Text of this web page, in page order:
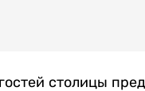
столицы